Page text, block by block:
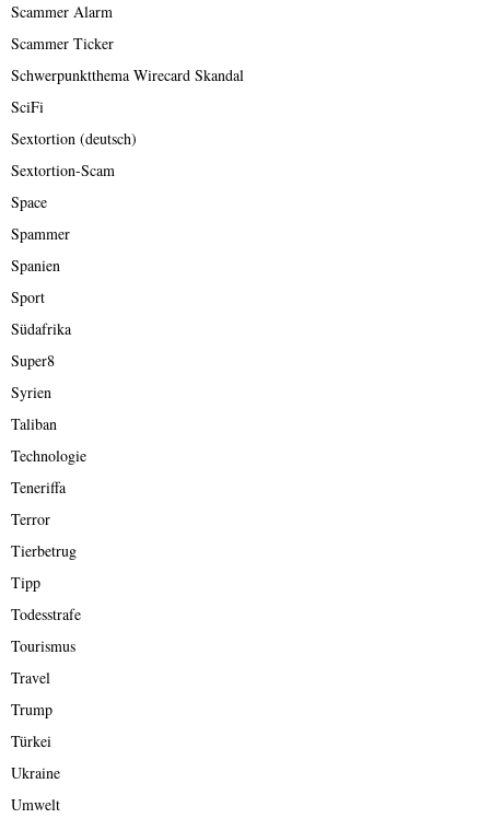
Scammer Alarm
Scammer Ticker
Schwerpunktthema Wirecard Skandal
SciFi
Sextortion (deutsch)
Sextortion-Scam
Space
Spammer
Spanien
Sport
Südafrika
Super8
Syrien
Taliban
Technologie
Teneriffa
Terror
Tierbetrug
Tipp
Todesstrafe
Tourismus
Travel
Trump
Türkei
Ukraine
Umwelt